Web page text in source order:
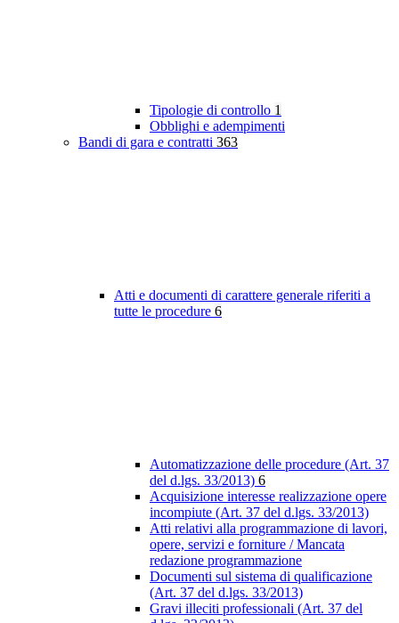
Tipologie di controllo 1
Obblighi e adempimenti
Bandi di gara e contratti 363
Atti e documenti di carattere generale riferiti a
tutte le procedure 6
Automatizzazione delle procedure (Art. 37
del d.lgs. 33/2013) 6
Acquisizione interesse realizzazione opere
incompiute (Art. 37 del d.lgs. 33/2013)
Atti relativi alla programmazione di lavori,
opere, servizi e forniture / Mancata
redazione programmazione
Documenti sul sistema di qualificazione
(Art. 37 del d.lgs. 33/2013)
Gravi illeciti professionali (Art. 37 del